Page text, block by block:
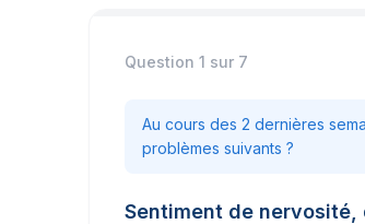
Question 1 sur 7
Au cours des 2 dernières
problèmes suivants ?
Sentiment de